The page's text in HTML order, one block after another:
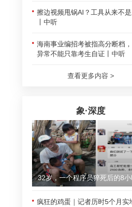
擦边视频甩锅AI？工具从来不
丨中听
海南事业编招考被指高分断档
异常不能只靠考生自证丨中听
查看更多内容 >
象·深度
32岁，一个程序员猝死后的8
疯狂的鸡蛋｜记者历时5个月实